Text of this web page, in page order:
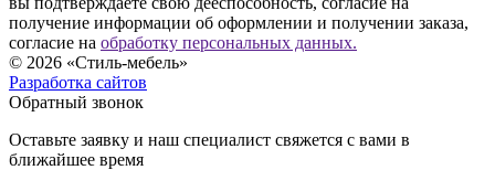
получение информации об оформлении и получении заказа,
согласие на обработку персональных данных.
© 2026 «Стиль-мебель»
Разработка сайтов
Обратный звонок
Оставьте заявку и наш специалист свяжется с вами в
ближайшее время